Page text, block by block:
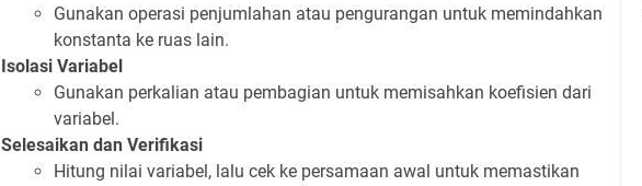
Gunakan operasi penjumlahan atau pengurangan untuk memindahkan
konstanta ke ruas lain.
Isolasi Variabel
Gunakan perkalian atau pembagian untuk memisahkan koefisien dari
variabel.
Selesaikan dan Verifikasi
Hitung nilai variabel, lalu cek ke persamaan awal untuk memastikan